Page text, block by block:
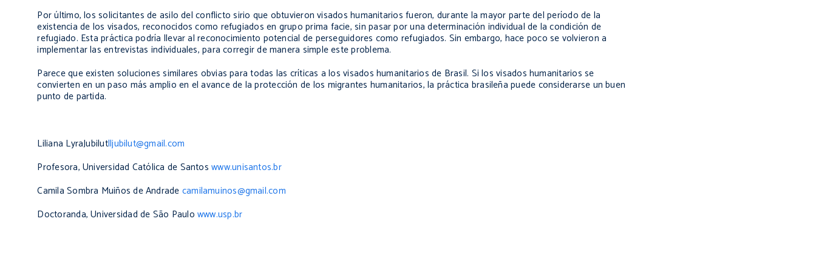
Por último, los solicitantes de asilo del conflicto sirio que obtuvieron visados humanitarios fueron, durante la mayor parte del período de la
existencia de los visados, reconocidos como refugiados en grupoprima facie, sin pasar por una determinación individual de la condición de
refugiado. Esta práctica podría llevar al reconocimiento potencial de perseguidores como refugiados. Sin embargo, hace poco se volvieron a
implementar las entrevistas individuales, para corregir de manera simple este problema.
Parece que existen soluciones similares obvias para todas las críticas a los visados humanitarios de Brasil. Si los visados humanitarios se
convierten en un paso más amplio en el avance de la protección de los migrantes humanitarios, la práctica brasileña puede considerarse un buen
punto de partida.
Liliana LyraJubilutlljubilut@gmail.com
Profesora, Universidad Católica de Santoswww.unisantos.br
Camila Sombra Muiños de Andrade camilamuinos@gmail.com
Doctoranda, Universidad de São Paulo www.usp.br